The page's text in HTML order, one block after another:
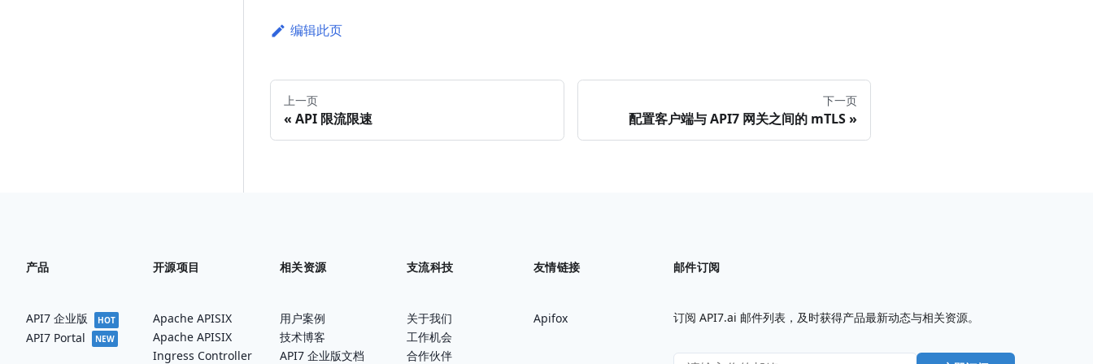
编辑此页
上一页
API 限流限速
下一页
配置客户端与 API7 网关之间的 mTLS
产品
API7 企业版 HOT
API7 Portal NEW
开源项目
Apache APISIX
Apache APISIX
Ingress Controller
相关资源
用户案例
技术博客
API7 企业版文档
支流科技
关于我们
工作机会
合作伙伴
友情链接
Apifox
邮件订阅
订阅 API7.ai 邮件列表，及时获得产品最新动态与相关资源。